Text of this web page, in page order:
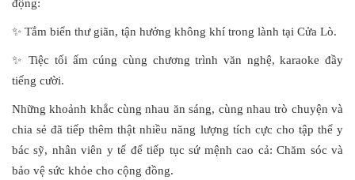
động:
✨ Tắm biển thư giãn, tận hưởng không khí trong lành tại Cửa Lò.
✨ Tiệc tối ấm cúng cùng chương trình văn nghệ, karaoke đầy
tiếng cười.
Những khoảnh khắc cùng nhau ăn sáng, cùng nhau trò chuyện và
chia sẻ đã tiếp thêm thật nhiều năng lượng tích cực cho tập thể y
bác sỹ, nhân viên y tế để tiếp tục sứ mệnh cao cả: Chăm sóc và
bảo vệ sức khỏe cho cộng đồng.